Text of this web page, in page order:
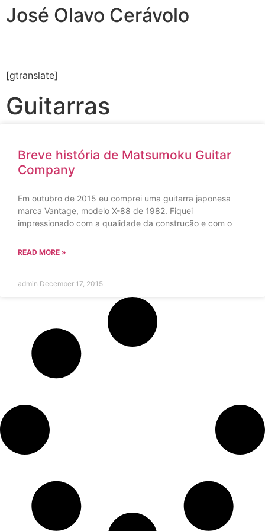
José Olavo Cerávolo
[gtranslate]
Guitarras
Breve história de Matsumoku Guitar
Company
Em outubro de 2015 eu comprei uma guitarra japonesa
marca Vantage, modelo X-88 de 1982. Fiquei
impressionado com a qualidade da construcão e com o
READ MORE »
admin December 17, 2015